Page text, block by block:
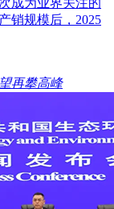
成为业界关注的
销规模后，2025